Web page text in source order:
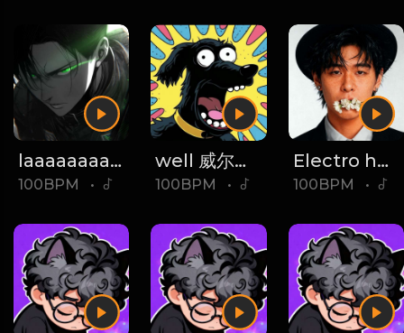
laaaaaaaaaaaaaak
100BPM •
well 威尔专辑一 vinahouse
100BPM •
Electro house
100BPM •